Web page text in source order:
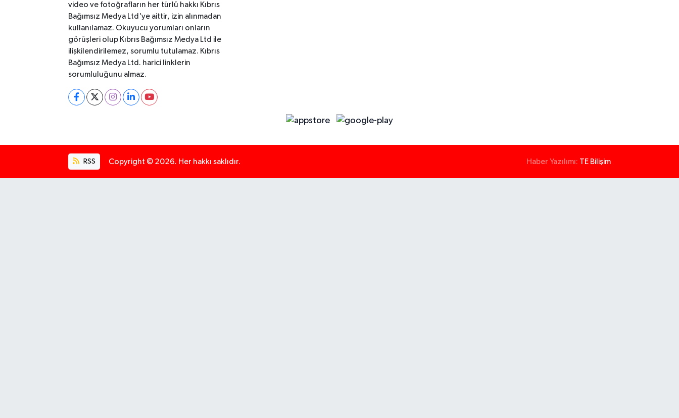
video ve fotoğrafların her türlü hakkı Kıbrıs
Bağımsız Medya Ltd'ye aittir, izin alınmadan
kullanılamaz. Okuyucu yorumları onların
görüşleri olup Kıbrıs Bağımsız Medya Ltd ile
ilişkilendirilemez, sorumlu tutulamaz. Kıbrıs
Bağımsız Medya Ltd. harici linklerin
sorumluluğunu almaz.
RSS Copyright © 2026. Her hakkı saklıdır. Haber Yazılımı: TE Bilişim